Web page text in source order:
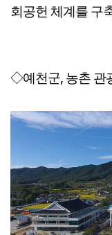
회공헌 체계를 구
◇예천군, 농촌 관